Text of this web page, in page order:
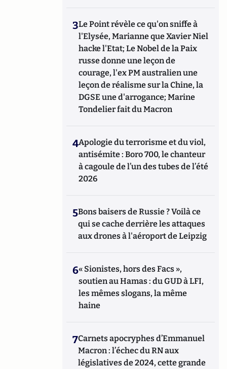
3Le Point révèle ce qu'on sniffe à
l'Elysée, Marianne que Xavier Niel
hacke l'Etat; Le Nobel de la Paix
russe donne une leçon de
courage, l'ex PM australien une
leçon de réalisme sur la Chine, la
DGSE une d'arrogance; Marine
Tondelier fait du Macron
4Apologie du terrorisme et du viol,
antisémite : Boro 700, le chanteur
à cagoule de l’un des tubes de l’été
2026
5Bons baisers de Russie ? Voilà ce
qui se cache derrière les attaques
aux drones à l'aéroport de Leipzig
6« Sionistes, hors des Facs »,
soutien au Hamas : du GUD à LFI,
les mêmes slogans, la même
haine
7Carnets apocryphes d’Emmanuel
Macron : l’échec du RN aux
législatives de 2024, cette grande